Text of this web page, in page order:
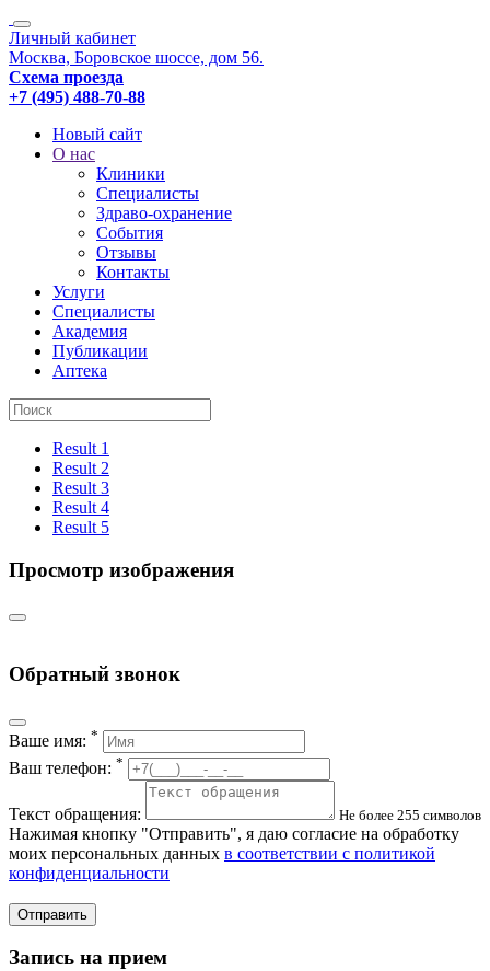
Личный кабинет
Москва, Боровское шоссе, дом 56.
Схема проезда
+7 (495) 488-70-88
Новый сайт
О нас
Клиники
Специалисты
Здраво-охранение
События
Отзывы
Контакты
Услуги
Специалисты
Академия
Публикации
Аптека
Result 1
Result 2
Result 3
Result 4
Result 5
Просмотр изображения
Обратный звонок
Ваше имя: *
Ваш телефон: *
Текст обращения: Не более 255 символов
Нажимая кнопку "Отправить", я даю согласие на обработку
моих персональных данных в соответствии с политикой
конфиденциальности
Отправить
Запись на прием